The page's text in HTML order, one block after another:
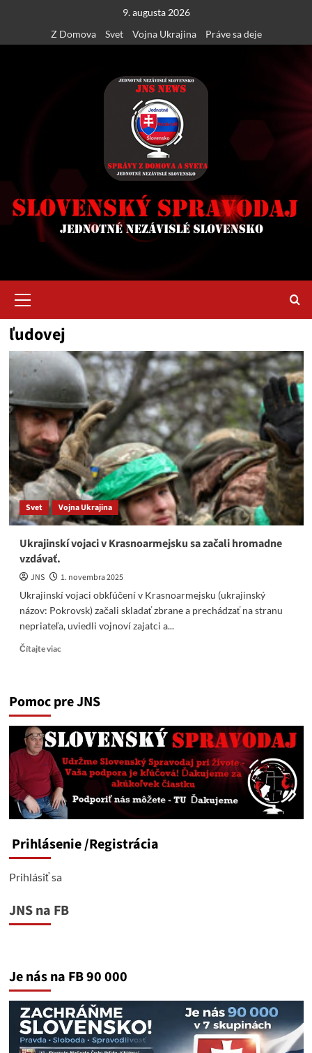
content
9. augusta 2026
Z Domova
Svet Vojna Ukrajina Práve sa deje
Menu
ľudovej
Svet Vojna Ukrajina
Ukrajinskí vojaci v Krasnoarmejsku sa začali hromadne
vzdávať.
JNS
1. novembra 2025
Ukrajinskí vojaci obkľúčení v Krasnoarmejsku (ukrajinský
názov: Pokrovsk) začali skladať zbrane a prechádzať na stranu
nepriateľa, uviedli vojnoví zajatci a...
Čítajte viacRead
vojaci
Krasnoarmejsku
sa
hromadne
vzdávať.
Pomoc pre JNS
Prihlásenie/Registrácia
Prihlásiť sa
JNS na FB
Je nás na FB 90 000